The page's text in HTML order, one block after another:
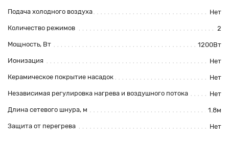
Подача холодного воздуха Нет
Количество режимов 2
Мощность, Вт 1200Вт
Ионизация Нет
Керамическое покрытие насадок Нет
Независимая регулировка нагрева и воздушного потока Нет
Длина сетевого шнура, м 1.8м
Защита от перегрева Нет